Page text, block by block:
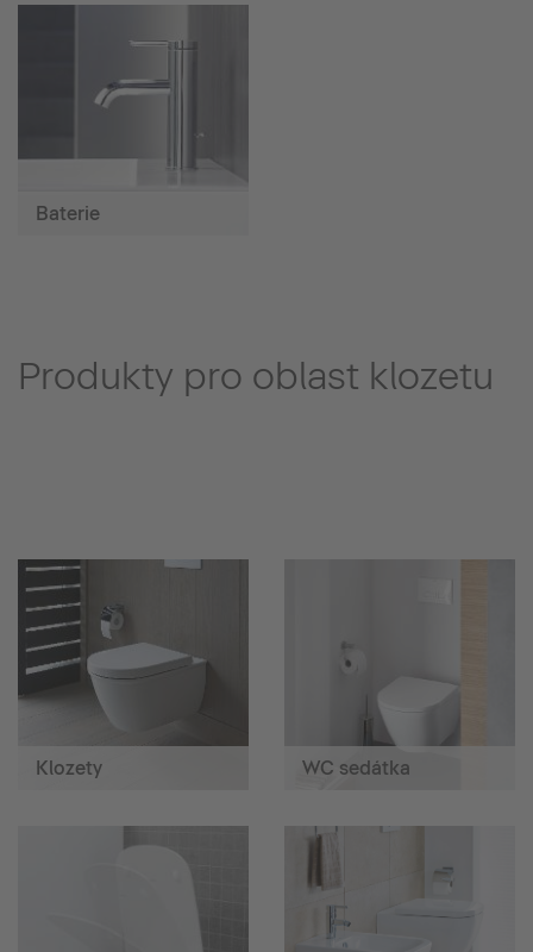
Baterie
Produkty pro oblast klozetu
Klozety WC sedátka